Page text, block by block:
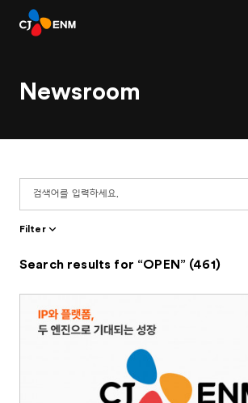
Newsroom
Filter
Search results for “OPEN” (461)